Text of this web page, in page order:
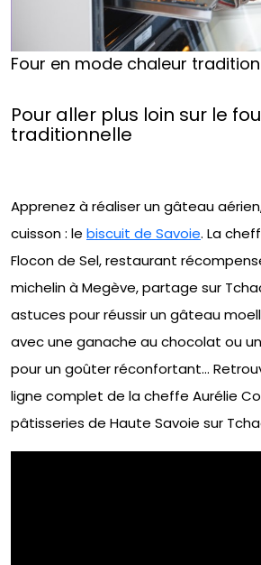
Four en mode chaleur
Pour aller plus loin sur le
traditionnelle
Apprenez à réaliser un gâteau
cuisson : le biscuit de Savoie. La
Flocon de Sel, restaurant
michelin à Megève, partage sur
astuces pour réussir un gâteau
avec une ganache au chocolat ou
pour un goûter réconfortant…
ligne complet de la cheffe Aurélie
pâtisseries de Haute Savoie sur